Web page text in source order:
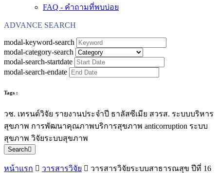
FAQ - คำถามที่พบบ่อย
ADVANCE SEARCH
modal-keyword-search
modal-category-search
modal-search-startdate
modal-search-endate
Tags :
วช. เทรนด์วิจัย รายงานประจำปี ธาลัสซีเมีย สวรส. ระบบบริหาร
สุขภาพ การพัฒนาคุณภาพบริการสุขภาพ anticorruption ระบบ
สุขภาพ วิจัยระบบสุขภาพ
Search
หน้าแรก วารสารวิจัย
วารสารวิจัยระบบสาธารณสุข ปีที่ 16